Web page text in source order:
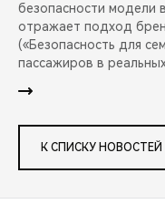
безопасности модели
отражает подход
(«Безопасность для
пассажиров в
К СПИСКУ НОВОСТЕЙ